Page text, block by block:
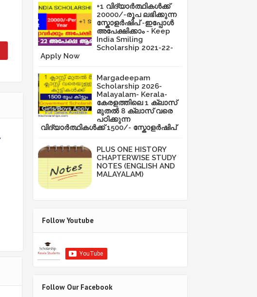
+1 വിദ്യാർത്ഥികൾക്ക്
20000/-രൂപ ലഭിക്കുന്ന
സ്കോളർഷിപ് -ഇപ്പോൾ
അപേക്ഷിക്കാം - Keep
India Smiling
Scholarship 2021-22-
Apply Now
Margadeepam
Scholarship 2026-
Malayalam- Kerala-
കേരളത്തിലെ 1 ക്ലാസ്
മുതൽ 8 ക്ലാസ് വരെ
പഠിക്കുന്ന
വിദ്യാർത്ഥികൾക്ക് 1500/- സ്കോളർഷിപ്
PLUS ONE HISTORY
CHAPTERWISE STUDY
NOTES (ENGLISH AND
MALAYALAM)
Follow Youtube
Follow Our Facebook